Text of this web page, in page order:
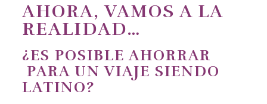
AHORA, VAMOS A LA
REALIDAD…
¿ES POSIBLE AHORRAR
PARA UN VIAJE SIENDO
LATINO?